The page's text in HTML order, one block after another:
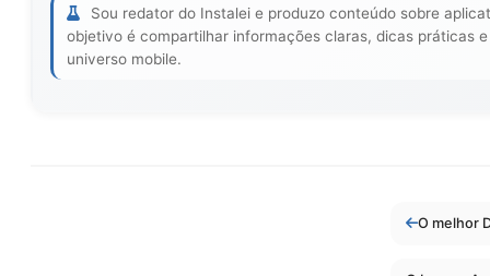
Sou redator do Instalei e produzo conteúdo sobre
objetivo é compartilhar informações claras, dicas práticas
universo mobile.